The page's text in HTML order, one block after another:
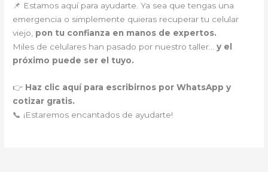
📌 Estamos aquí para ayudarte. Ya sea que tengas una
emergencia o simplemente quieras recuperar tu celular
viejo, pon tu confianza en manos de expertos.
Miles de celulares han pasado por nuestro taller…y el
próximo puede ser el tuyo.
👉 Haz clic aquí para escribirnos por WhatsApp y
cotizar gratis.
📞 ¡Estaremos encantados de ayudarte!